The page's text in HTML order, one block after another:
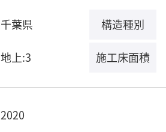
千葉県 構造種別
地上:3 施工床面積
2020